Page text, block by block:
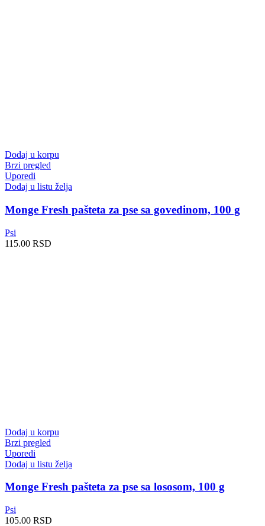
Dodaj u korpu
Brzi pregled
Uporedi
Dodaj u listu želja
Monge Fresh pašteta za pse sa govedinom, 100 g
Psi
115.00 RSD
Dodaj u korpu
Brzi pregled
Uporedi
Dodaj u listu želja
Monge Fresh pašteta za pse sa lososom, 100 g
Psi
105.00 RSD